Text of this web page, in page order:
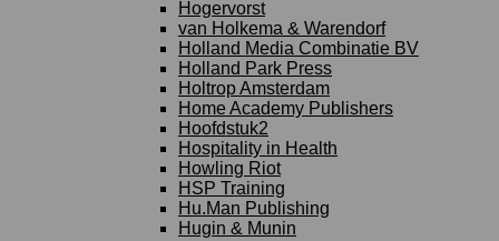
Hogervorst
van Holkema & Warendorf
Holland Media Combinatie BV
Holland Park Press
Holtrop Amsterdam
Home Academy Publishers
Hoofdstuk2
Hospitality in Health
Howling Riot
HSP Training
Hu.Man Publishing
Hugin & Munin